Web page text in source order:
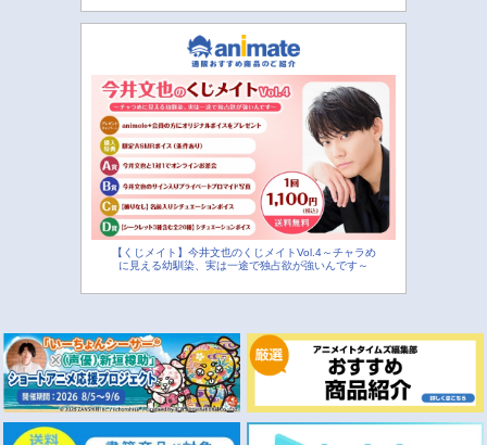
【くじメイト】今井文也のくじメイトVol.4～チャラめ
に見える幼馴染、実は一途で独占欲が強いんです～